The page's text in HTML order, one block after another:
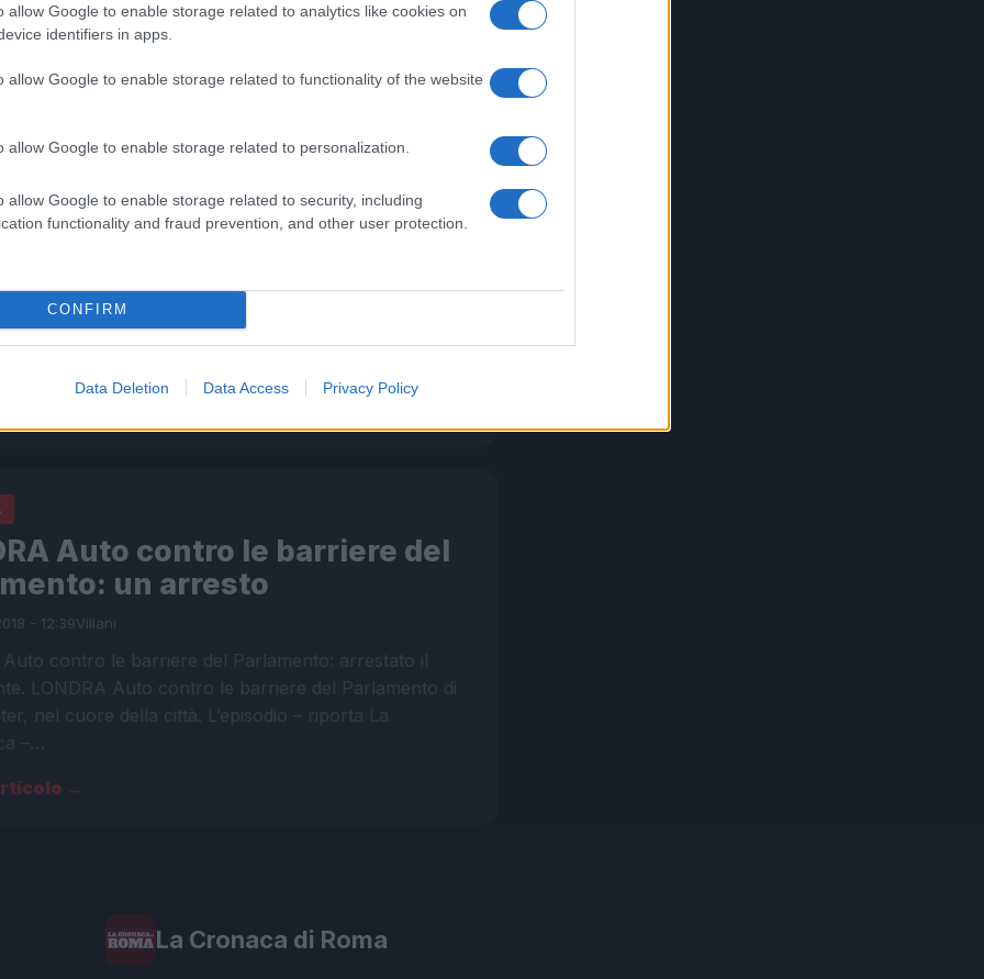
allow Google to enable storage related to analytics like cookies on
identifiers in apps.
allow Google to enable storage related to functionality of the website
allow Google to enable storage related to personalization.
allow Google to enable storage related to security, including
functionality and fraud prevention, and other user protection.
CONFIRM
Data Deletion Data Access Privacy Policy
La polizia, intervenuta dopo…
sarà trasferito al Bambin Gesù
trasferito al Bambino Gesù di Roma: il bambino è in
Auto contro le barriere del
un arresto
- 12:39Villani
Auto contro le barriere del Parlamento: arrestato il
LONDRA Auto contro le barriere del Parlamento di
nel cuore della città. L’episodio – riporta La
–…
→
La Cronaca di Roma